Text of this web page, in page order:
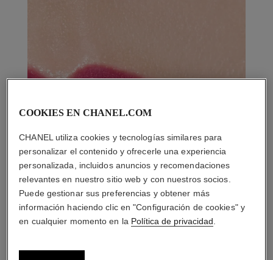
COOKIES EN CHANEL.COM
CHANEL utiliza cookies y tecnologías similares para
personalizar el contenido y ofrecerle una experiencia
personalizada, incluidos anuncios y recomendaciones
relevantes en nuestro sitio web y con nuestros socios.
Puede gestionar sus preferencias y obtener más
información haciendo clic en "Configuración de cookies" y
en cualquier momento en la Política de privacidad